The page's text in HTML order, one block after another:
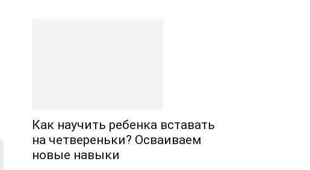
Как научить ребенка вставать
на четвереньки? Осваиваем
новые навыки